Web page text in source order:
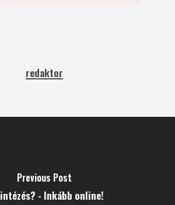
redaktor
Previous Post
- Inkább online!